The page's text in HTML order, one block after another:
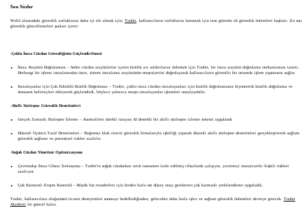
Son Sözler
Web3 alanındaki güvenlik zorluklarını daha iyi ele almak için, Toobit, kullanıcıların varlıklarını korumak için tam güvenle ek güvenlik önlemleri başlattı. En son
güvenlik güncellemeleri şunları içerir:
-Çoklu İmza Cüzdan Güvenliğinin Güçlendirilmesi
İmza Arayüzü Doğrulaması – Sahte cüzdan arayüzlerini içeren kimlik avı saldırılarını önlemek için Toobit, bir imza arayüzü doğrulama mekanizması tanıttı.
Herhangi bir işlemi imzalamadan önce, sistem imzalama arayüzünün meşruiyetini doğrulayarak kullanıcıların güvenilir bir ortamda işlem yapmasını sağlar.
İmzalayanlar için Çok Faktörlü Kimlik Doğrulama – Toobit, çoklu imza cüzdan imzalayanları için kimlik doğrulamasını biyometrik kimlik doğrulama ve
donanım belirteçleri ekleyerek güçlendirdi, böylece yalnızca meşru imzalayanlar işlemleri onaylayabilir.
-Akıllı Sözleşme Güvenlik Denetimleri
Gerçek Zamanlı Sözleşme İzleme – Anomalileri sürekli tarayan AI destekli bir akıllı sözleşme izleme sistemi uygulandı
Düzenli Üçüncü Taraf Denetimleri – Bağımsız blok zinciri güvenlik firmalarıyla işbirliği yaparak düzenli akıllı sözleşme denetimleri gerçekleştirerek sağlam
güvenlik sağlanır ve potansiyel riskler azaltılır.
-Soğuk Cüzdan Yönetimi Optimizasyonu
Çevrimdışı İmza Cihazı İzolasyonu – Toobit'in soğuk cüzdanları artık tamamen izole edilmiş cihazlarda çalışıyor, çevrimiçi maruziyetle ilişkili riskleri
azaltıyor.
Çok Katmanlı Erişim Kontrolü – Büyük fon transferleri için birden fazla üst düzey onay gerektiren çok katmanlı yetkilendirme uyguladık.
Toobit, kullanıcılara olağanüstü ticaret deneyimleri sunmayı hedeflediğinden, gelecekte daha fazla işlev ve sağlam güvenlik önlemleri devreye girecek. Toobit
Akademi ile güncel kalın.